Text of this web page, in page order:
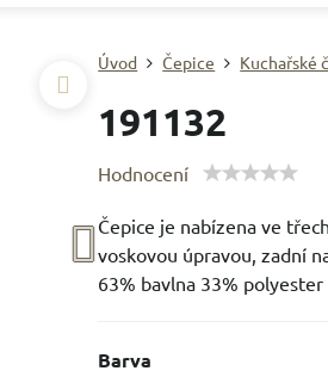
Úvod Čepice Kuchařské
191132
Hodnocení
Čepice je nabízena ve
voskovou úpravou, zadní
63% bavlna 33%
Barva